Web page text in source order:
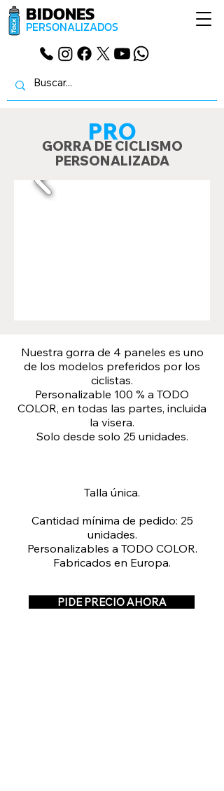
BIDONES
PERSONALIZADOS
PRO
GORRA DE CICLISMO
PERSONALIZADA
Nuestra gorra de 4 paneles es uno
de los modelos preferidos por los
ciclistas.
Personalizable 100 % a TODO
COLOR, en todas las partes, incluida
la visera.
Solo desde solo 25 unidades.
Talla única.
Cantidad mínima de pedido: 25
unidades.
Personalizables a TODO COLOR.
Fabricados en Europa.
PIDE PRECIO AHORA